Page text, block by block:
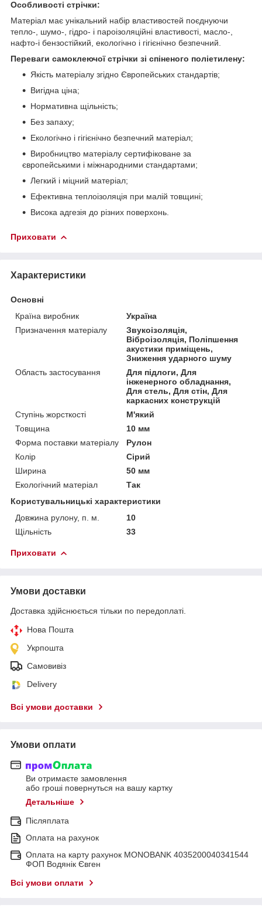
Особливості стрічки:
Матеріал має унікальний набір властивостей поєднуючи
тепло-, шумо-, гідро- і пароізоляційні властивості, масло-,
нафто-і бензостійкий, екологічно і гігієнічно безпечний.
Переваги самоклеючої стрічки зі спіненого поліетилену:
Якість матеріалу згідно Європейських стандартів;
Вигідна ціна;
Нормативна щільність;
Без запаху;
Екологічно і гігієнічно безпечний матеріал;
Виробництво матеріалу сертифіковане за
європейськими і міжнародними стандартами;
Легкий і міцний матеріал;
Ефективна теплоізоляція при малій товщині;
Висока адгезія до різних поверхонь.
Приховати
Характеристики
Основні
Країна виробник
Україна
Призначення матеріалу
Звукоізоляція,
Віброізоляція, Поліпшення
акустики приміщень,
Зниження ударного шуму
Область застосування
Для підлоги, Для
інженерного обладнання,
Для стель, Для стін, Для
каркасних конструкцій
Ступінь жорсткості
М'який
Товщина
10 мм
Форма поставки матеріалу
Рулон
Колір
Сірий
Ширина
50 мм
Екологічний матеріал
Так
Користувальницькі характеристики
Довжина рулону, п. м.
10
Щільність
33
Приховати
Умови доставки
Доставка здійснюється тільки по передоплаті.
Нова Пошта
Укрпошта
Самовивіз
Delivery
Всі умови доставки
Умови оплати
Ви отримаєте замовлення
або гроші повернуться на вашу картку
Детальніше
Післяплата
Оплата на рахунок
Оплата на карту рахунок MONOBANK 4035200040341544
ФОП Водянік Євген
Всі умови оплати